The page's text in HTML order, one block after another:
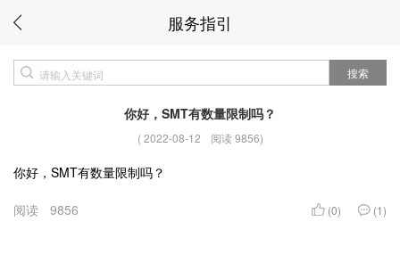
服务指引
搜索
你好，SMT有数量限制吗？
(2022-08-12 阅读 9856)
你好，SMT有数量限制吗？
阅读 9856 (0) (1)